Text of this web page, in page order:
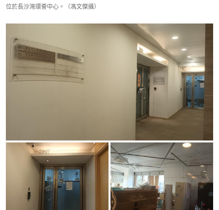
位於長沙灣環薈中心。（馮文傑攝）